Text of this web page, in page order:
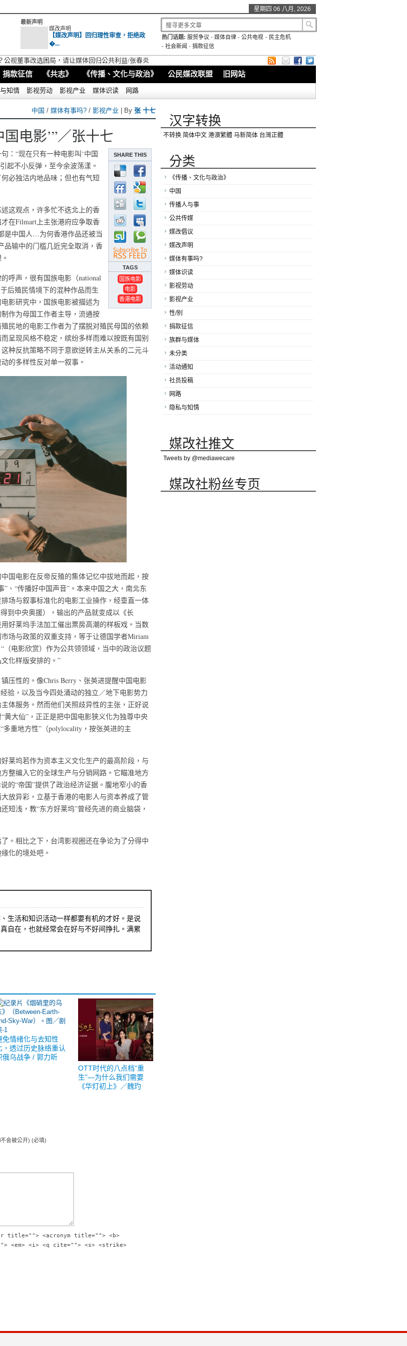
星期四 06 八月, 2026
最新声明
媒改声明
【媒改声明】回归理性审查，拒绝政
�...
热门话题: 服贸争议 -媒体自律 -公共电视 - 民主危机
- 社会新闻 - 捐款征信
视董事改选困局，请让媒体回归公共利益/张春炎
捐款征信 《共志》 《传播、文化与政治》 公民媒改联盟 旧网站
知情 影视劳动 影视产业 媒体识读 网路
中国 / 媒体有事吗? / 影视产业 | By 张 十七
电影’”／张十七
SHARE THIS
TAGS
国族电影
电影
香港电影
：“现在只有一种电影叫‘中国
起不小反弹，至今余波荡漾。
必独沽内地品味；但也有气短
这观点，许多忙不迭北上的香
在Filmart上主张港府应争取香
是中国人…为何香港作品还被当
品输中的门槛几近完全取消，香
呼声，很有国族电影（national
后殖民情境下的混种作品而生
影研究中，国族电影被描述为
作为母国工作者主导，流通按
民地的电影工作者为了摆脱对殖民母国的依赖
呈现风格不稳定，缤纷多样而难以按既有国别
种反抗策略不同于意欲逆转主从关系的二元斗
的多样性反对单一叙事。
国电影在反帝反殖的集体记忆中拔地而起，按
、“传播好中国声音”。本来中国之大，南北东
场与叙事标准化的电影工业操作，经垂直一体
到中央奥援），输出的产品就变成以《长
好莱坞手法加工催出票房高潮的样板戏。当数
场与政策的双重支持，等于让德国学者Miriam
（电影欣赏）作为公共领领域，当中的政治议题
化样版安排的。”
压性的。像Chris Berry、张英进提醒中国电影
验，以及当今四处涌动的独立／地下电影势力
体服务。然而他们关照歧异性的主张，正好说
大仙”，正正是把中国电影狭义化为独尊中央
重地方性”（polylocality，按张英进的主
莱坞若作为资本主义文化生产的最高阶段，与
整编入它的全球生产与分销网路。它瞄准地方
的“帝国”提供了政治经济证据。腹地窄小的香
放异彩，立基于香港的电影人与资本养成了管
短浅，教“东方好莱坞”曾经先进的商业脑袋，
。相比之下，台湾影视圈还在争论为了分得中
化的境处吧。
生活和知识活动一样都要有机的才好。是说
自在，也就经常会在好与不好间挣扎。满累
免情绪化与去知性
，透过历史脉络重认
俄乌战争 / 郭力昕
OTT时代的八点档“重
生”—为什么我们需要
《华灯初上》／魏玓
会被公开) (必填)
title=""> <acronym title=""> <b>
<em> <i> <q cite=""> <s> <strike>
汉字转换
不转换 简体中文 港澳繁體 马新简体 台灣正體
分类
《传播、文化与政治》
中国
传播人与事
公共传媒
媒改倡议
媒改声明
媒体有事吗?
媒体识读
影视劳动
影视产业
性/别
捐款征信
族群与媒体
未分类
活动通知
社员投稿
网路
隐私与知情
媒改社推文
Tweets by @mediawecare
媒改社粉丝专页